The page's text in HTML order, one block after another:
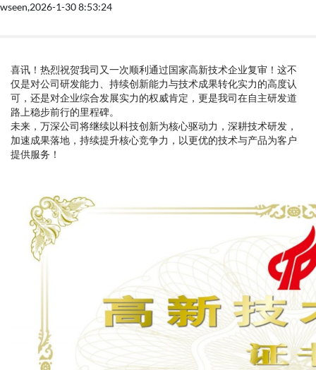
wseen,2026-1-30 8:53:24
喜讯！热烈祝贺我司又一次顺利通过国家高新技术企业复审！这不
仅是对公司研发能力、持续创新能力与技术成果转化实力的高度认
可，还是对企业综合发展实力的权威肯定，更是我司在自主研发道
路上稳步前行的里程碑。
未来，万深公司将继续以科技创新为核心驱动力，深耕技术研发，
加速成果落地，持续提升核心竞争力，以更优的技术与产品为客户
提供服务！